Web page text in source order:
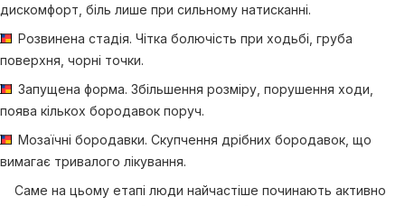
дискомфорт, біль лише при сильному натисканні.
Розвинена стадія. Чітка болючість при ходьбі, груба
поверхня, чорні точки.
Запущена форма. Збільшення розміру, порушення ходи,
поява кількох бородавок поруч.
Мозаїчні бородавки. Скупчення дрібних бородавок, що
вимагає тривалого лікування.
Саме на цьому етапі люди найчастіше починають активно